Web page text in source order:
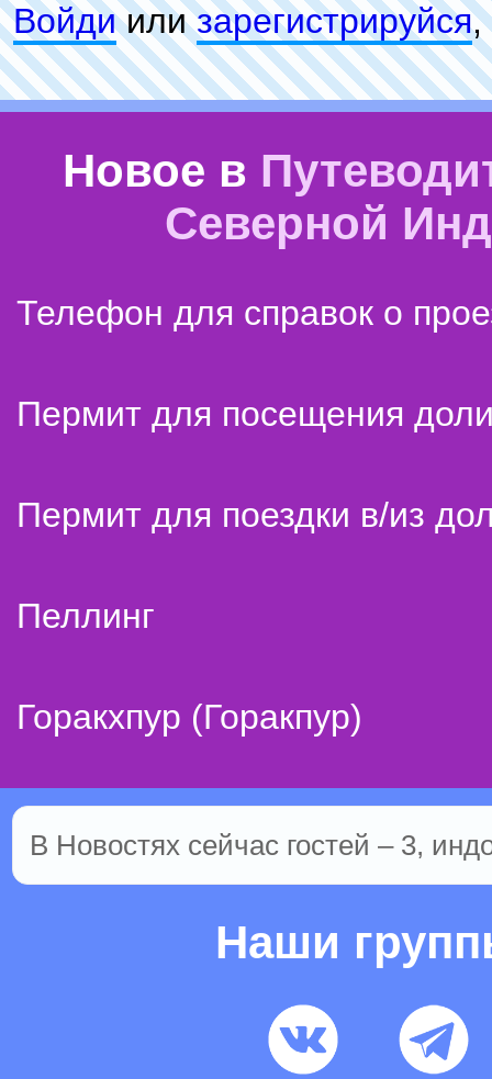
Войдиилизарeгиcтpируйся,
Новое в
Северной
Телефон для справок о
Пермит для посещения
Пермит для поездки в/из
Пеллинг
Горакхпур (Горакпур)
В Новостях сейчас гостей – 3,
Наши